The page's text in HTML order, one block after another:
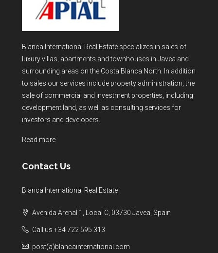
Blanca International Real Estate specializes in sales of
luxury villas, apartments and townhouses in Javea and
surrounding areas on the Costa Blanca North. In addition
to sales our services include property administration, the
sale of commercial and investment properties, including
development land, as well as consulting services for
investors and developers.
Read more
Contact Us
Blanca International Real Estate
Avenida Arenal 1, Local C, 03730 Javea, Spain
Call us +34 722 595 313
post(a)blancainternational.com